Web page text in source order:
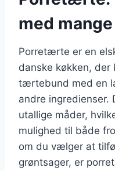
med
Porretærte er en
danske køkken, der
tærtebund med en
andre ingredienser.
utallige måder,
mulighed til både
om du vælger at
grøntsager, er